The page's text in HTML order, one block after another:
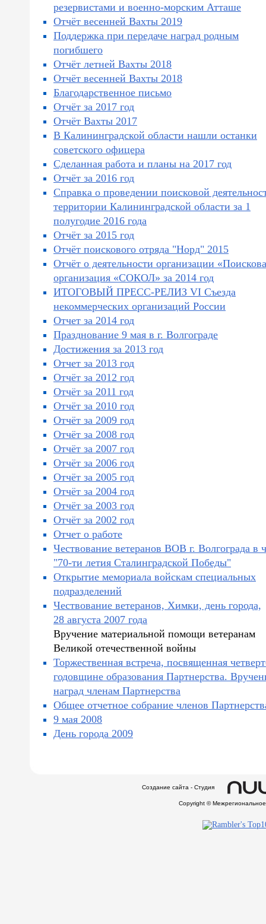
резервистами и военно-морским Атташе
Отчёт весенней Вахты 2019
Поддержка при передаче наград родным
погибшего
Отчёт летней Вахты 2018
Отчёт весенней Вахты 2018
Благодарственное письмо
Отчёт за 2017 год
Отчёт Вахты 2017
В Калининградской области нашли останки
советского офицера
Сделанная работа и планы на 2017 год
Отчёт за 2016 год
Справка о проведении поисковой
территории Калининградской области за 1
полугодие 2016 года
Отчёт за 2015 год
Отчёт поискового отряда "Норд" 2015
Отчёт о деятельности организации
организация «СОКОЛ» за 2014 год
ИТОГОВЫЙ ПРЕСС-РЕЛИЗ VI Съезда
некоммерческих организаций России
Отчет за 2014 год
Празднование 9 мая в г. Волгограде
Достижения за 2013 год
Отчет за 2013 год
Отчёт за 2012 год
Отчёт за 2011 год
Отчёт за 2010 год
Отчёт за 2009 год
Отчёт за 2008 год
Отчёт за 2007 год
Отчёт за 2006 год
Отчёт за 2005 год
Отчёт за 2004 год
Отчёт за 2003 год
Отчёт за 2002 год
Отчет о работе
Чествование ветеранов ВОВ г. Волгограда в
"70-ти летия Сталинградской Победы"
Открытие мемориала войскам специальных
подразделений
Чествование ветеранов, Химки, день города,
28 августа 2007 года
Вручение материальной помощи ветеранам
Великой отечественной войны
Торжественная встреча, посвященная
годовщине образования Партнерства.
наград членам Партнерства
Общее отчетное собрание членов
9 мая 2008
День города 2009
Создание сайта - Студия
Copyright ©